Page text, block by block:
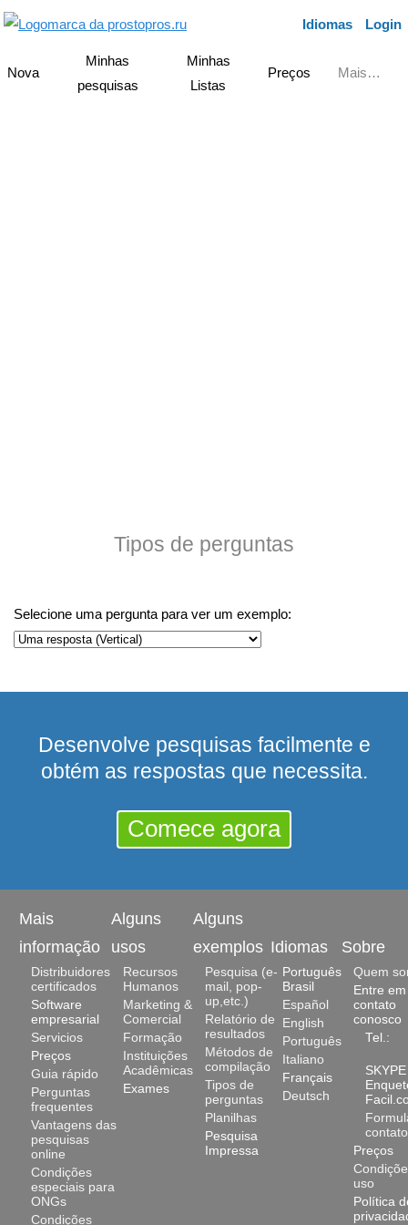
Login
Idiomas
Nova
Minhas
pesquisas
Minhas
Listas
Preços Mais…
Tipos de perguntas
Selecione uma pergunta para ver um exemplo:
Desenvolve pesquisas facilmente e
obtém as respostas que necessita.
Comece agora
Mais
informação
Distribuidores
certificados
Software
empresarial
Servicios
Preços
Guia rápido
Perguntas
frequentes
Vantagens das
pesquisas
online
Condições
especiais para
ONGs
Condições
Alguns
usos
Recursos
Humanos
Marketing &
Comercial
Formação
Instituições
Acadêmicas
Exames
Alguns
exemplos
Pesquisa (e-
mail, pop-
up,etc.)
Relatório de
resultados
Métodos de
compilação
Tipos de
perguntas
Planilhas
Pesquisa
Impressa
Idiomas
Português
Brasil
Español
English
Português
Italiano
Français
Deutsch
Sobre
Quem
Entre em
contato
conosco
Tel.:
contato
Preços
uso
Política